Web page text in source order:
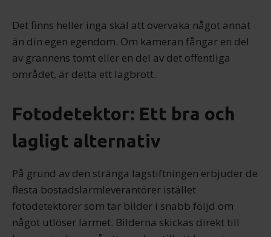
Det finns heller inga skäl att övervaka något annat
än din egen egendom. Om kameran fångar en del
av grannens tomt eller en del av det offentliga
området, är detta ett lagbrott.
Fotodetektor: Ett bra och
lagligt alternativ
På grund av den stränga lagstiftningen erbjuder de
flesta bostadslarmleverantörer istället
fotodetektorer som tar bilder i snabb följd om
något utlöser larmet. Bilderna skickas direkt till